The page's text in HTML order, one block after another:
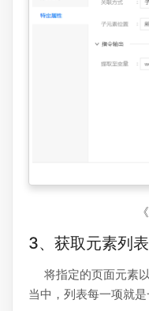
3、获取元素列表
将指定的页面元素
当中，列表每一项就